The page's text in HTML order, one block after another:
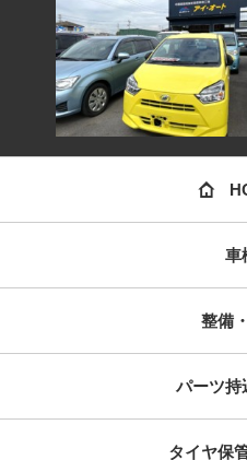
車
整備
パーツ持
タイヤ保